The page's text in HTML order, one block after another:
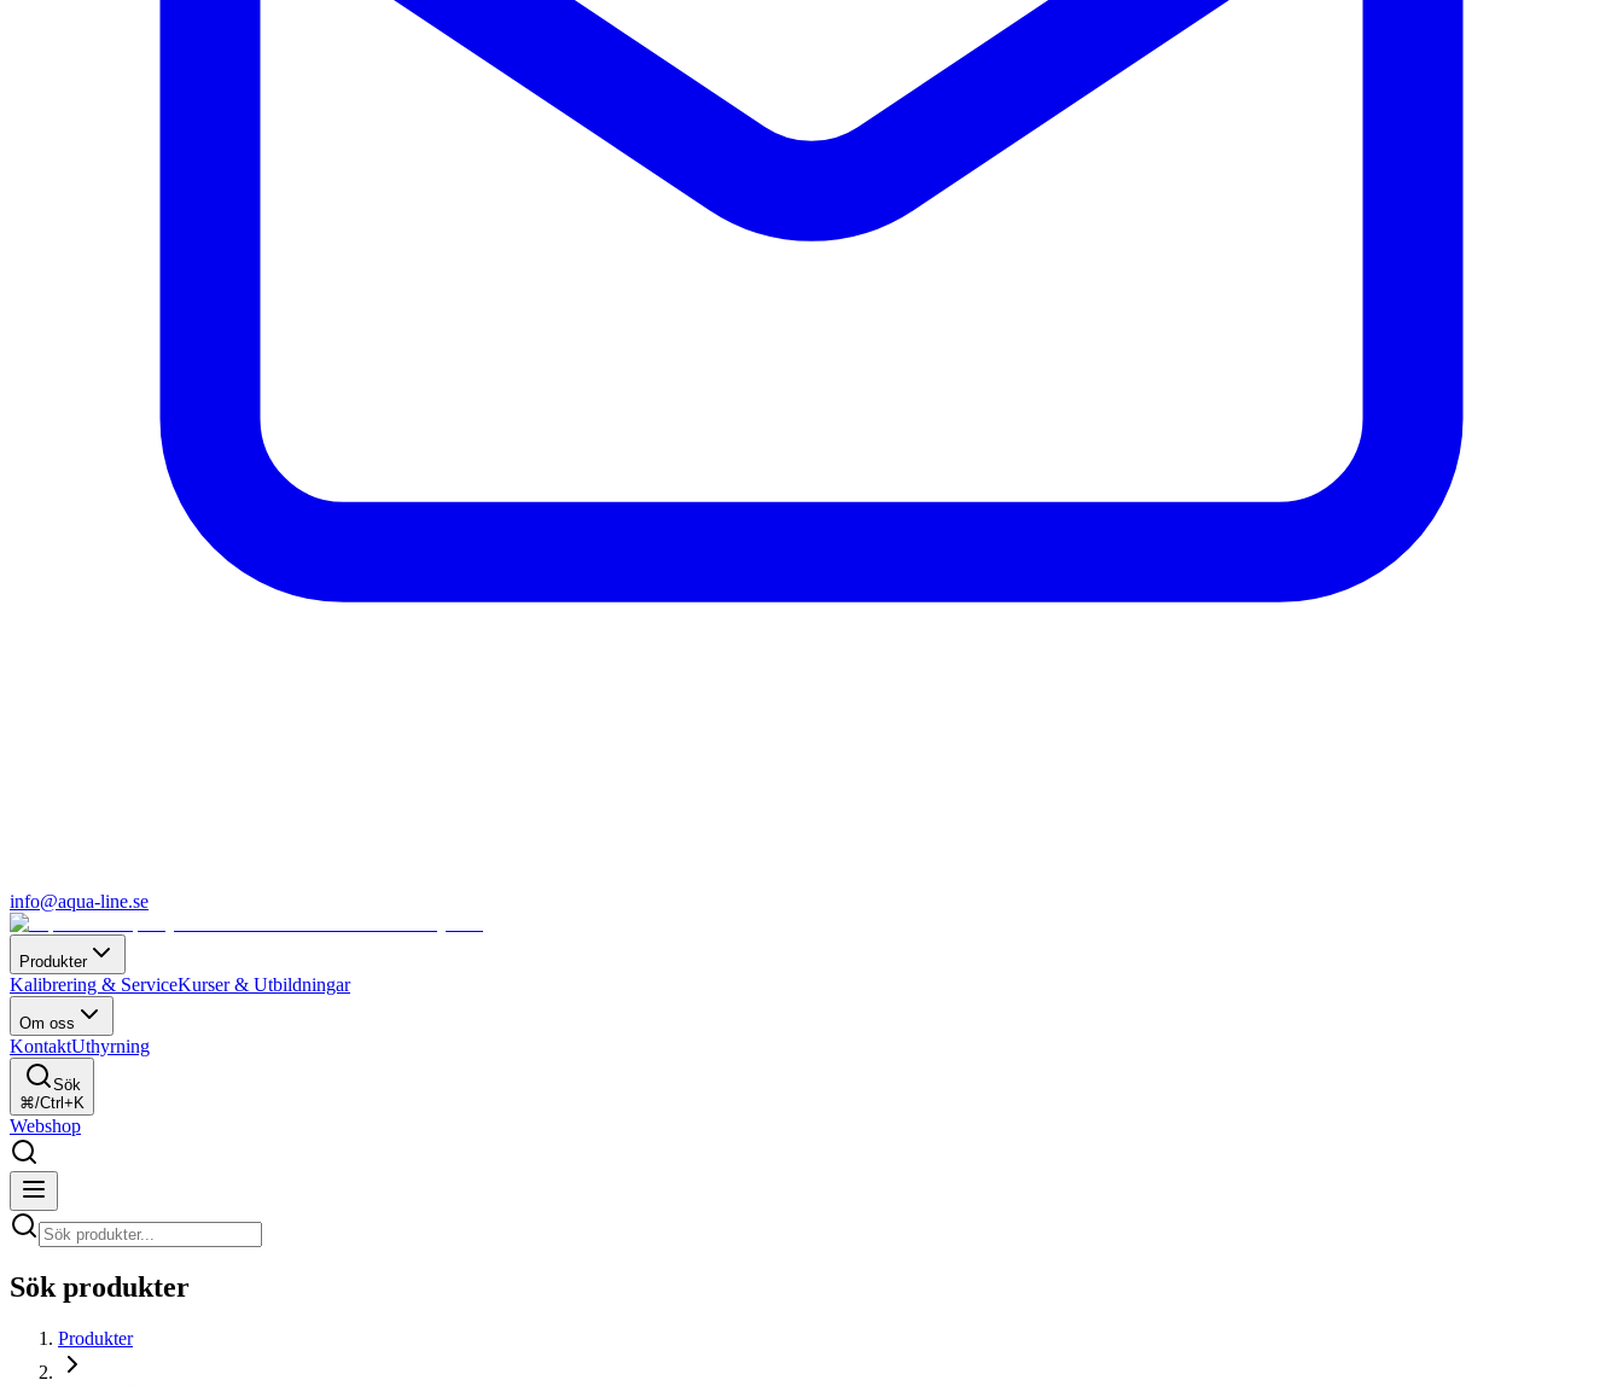
info@aqua-line.se
Produkter
Kalibrering & ServiceKurser & Utbildningar
Om oss
KontaktUthyrning
Sök
⌘/Ctrl+K
Webshop
Sök produkter
Produkter